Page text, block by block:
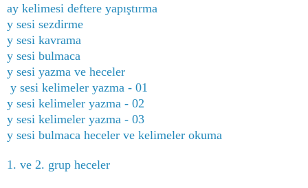
ay kelimesi deftere yapıştırma
y sesi sezdirme
y sesi kavrama
y sesi bulmaca
y sesi yazma ve heceler
y sesi kelimeler yazma - 01
y sesi kelimeler yazma - 02
y sesi kelimeler yazma - 03
y sesi bulmaca heceler ve kelimeler okuma
1. ve 2. grup heceler